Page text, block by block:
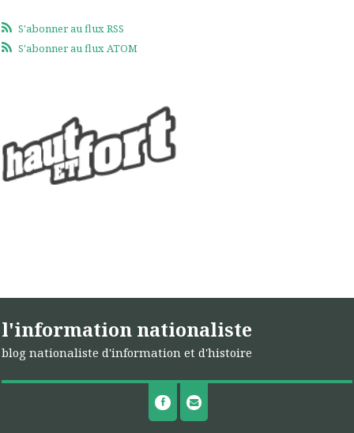
S'abonner au flux RSS
S'abonner au flux ATOM
l'information nationaliste
blog nationaliste d'information et d'histoire